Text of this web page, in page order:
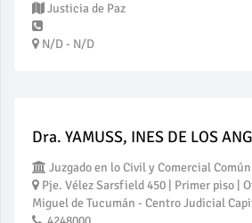
Justicia de Paz
N/D - N/D
Dra. YAMUSS, INES DE LOS
Juzgado en lo Civil y Comercial
Pje. Vélez Sarsfield 450 | Primer piso |
Miguel de Tucumán - Centro Judicial